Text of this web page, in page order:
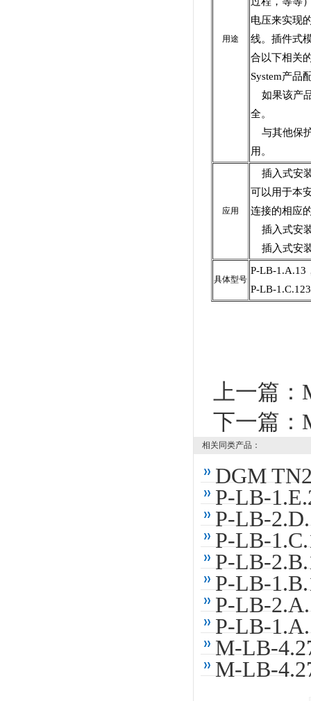
用途
电压来实现
线。插件式
合以下相关
System产品
如果该产
全。
与其他保
用。
应用
插入式安
可以用于本
连接的相应
插入式安
插入式安
具体型号
P-LB-1.A.13
P-LB-1.C.123
上一篇：
下一篇：
相关同类产品：
DGM
P-LB-
P-LB-
P-LB-
P-LB-
P-LB-
P-LB-
P-LB-
M-LB-
M-LB-